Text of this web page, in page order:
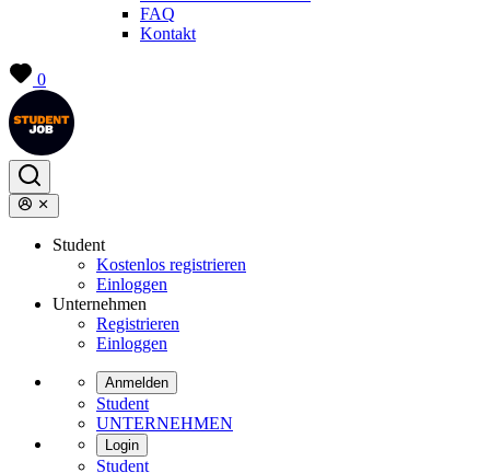
FAQ
Kontakt
0
Student
Kostenlos registrieren
Einloggen
Unternehmen
Registrieren
Einloggen
Anmelden
Student
UNTERNEHMEN
Login
Student